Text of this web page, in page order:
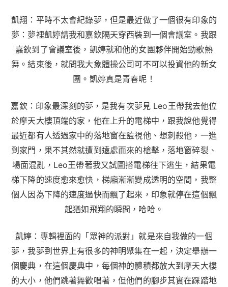
凱翔： 平時不太會紀錄夢，但是最近做了一個很有印象的
夢：夢裡凱婷請我和嘉欽隔天穿西裝到一個會議室。我跟
嘉欽到了會議室後，凱婷就和他的女團夥伴開始勁歌熱
舞。結束後，就問我大象體操公司可不可以投資他的新女
團。凱婷真是青春呢！
嘉欽：印象最深刻的夢，是我有次夢見 Leo王帶我去他位
於摩天大樓頂端的家，他在上升的電梯中，跟我說他覺得
最近都有人透過家中的落地窗在監視他、想刺殺他，一進
到家門，果不其然就遭到遠處而來的槍擊，落地窗碎裂、
場面混亂，Leo王帶著我又試圖搭電梯往下逃生，結果電
梯下降的速度愈來愈快，梯廂漸漸變成透明的空間，我整
個人因為下降的速度過快而飄了起來，印象就停在這個飄
起猶如飛翔的瞬間，哈哈。
凱婷：專輯裡面的「眾神的派對」就是來自我做的一個
夢，我夢到世界上有很多的神明聚集在一起，決定舉辦一
個慶典，在這個慶典中，每個神的體積都放大到摩天大樓
的大小，他們跳著舞歡唱著，但他們的腳步其實在踩踏地